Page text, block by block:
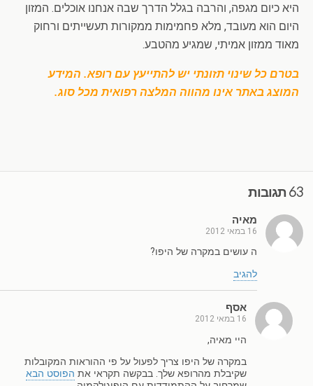
היא כיום מגפה, והרבה בגלל הדרך שבה אנחנו אוכלים. המזון
היום הוא מעובד, מלא פחמימות ממקורות תעשייתים ורחוק
מאוד ממזון אמיתי, שמגיע מהטבע.
בטרם כל שינוי תזונתי יש להתייעץ עם רופא. המידע
המוצג באתר אינו מהווה המלצה רפואית מכל סוג.
63 תגובות
מאיה
16 במאי 2012
ה עושים במקרה של היפו?
להגיב
אסף
16 במאי 2012
היי מאיה,
במקרה של היפו צריך לפעול על פי ההוראות המקובלות
שקיבלת מהרופא שלך. בבקשה תקראי את הפוסט הבא